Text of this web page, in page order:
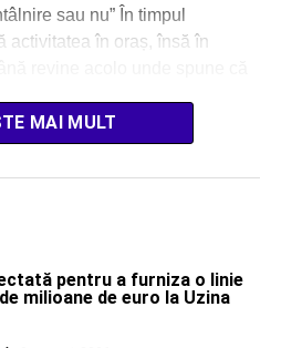
sau nu” În timpul
activitatea în oraș, însă în
MAI MULT
pentru a furniza o linie
milioane de euro la Uzina